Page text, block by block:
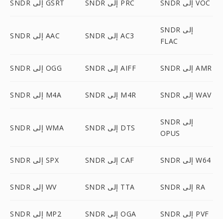
SNDR إلى GSRT SNDR إلى PRC SNDR إلى VOC
SNDR إلى AAC SNDR إلى AC3
SNDR إلى
FLAC
SNDR إلى OGG SNDR إلى AIFF SNDR إلى AMR
SNDR إلى M4A SNDR إلى M4R SNDR إلى WAV
SNDR إلى WMA SNDR إلى DTS
SNDR إلى
OPUS
SNDR إلى SPX SNDR إلى CAF SNDR إلى W64
SNDR إلى WV SNDR إلى TTA SNDR إلى RA
SNDR إلى MP2 SNDR إلى OGA SNDR إلى PVF